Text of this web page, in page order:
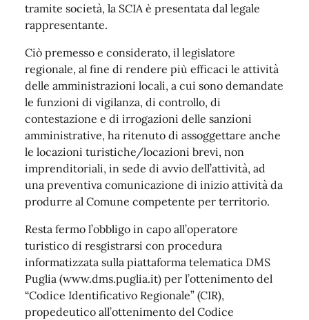
tramite società, la SCIA è presentata dal legale
rappresentante.
Ciò premesso e considerato, il legislatore
regionale, al fine di rendere più efficaci le attività
delle amministrazioni locali, a cui sono demandate
le funzioni di vigilanza, di controllo, di
contestazione e di irrogazioni delle sanzioni
amministrative, ha ritenuto di assoggettare anche
le locazioni turistiche/locazioni brevi, non
imprenditoriali, in sede di avvio dell’attività, ad
una preventiva comunicazione di inizio attività da
produrre al Comune competente per territorio.
Resta fermo l’obbligo in capo all’operatore
turistico di resgistrarsi con procedura
informatizzata sulla piattaforma telematica DMS
Puglia (www.dms.puglia.it) per l’ottenimento del
“Codice Identificativo Regionale” (CIR),
propedeutico all’ottenimento del Codice